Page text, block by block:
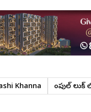
Khanna సింపుల్